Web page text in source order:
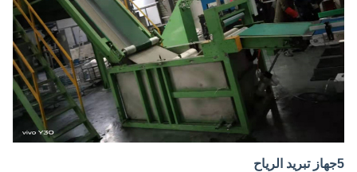
5جهاز تبريد الرياح